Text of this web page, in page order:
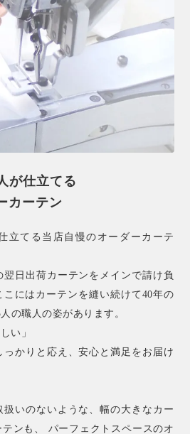
が仕立てる
カーテン
立てる当店自慢のオーダーカーテ
日出荷カーテンをメインで請け負
にはカーテンを縫い続けて40年の
の職人の姿があります。
い」
かりと応え、安心と満足をお届け
いのないような、幅の大きなカー
ンも、 パーフェクトスペースのオ